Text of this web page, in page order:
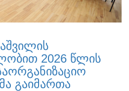
2026 წლის
გაიმართა